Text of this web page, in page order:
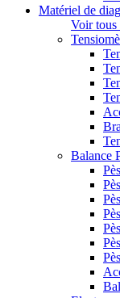
Matériel de
Voir tous
Balance